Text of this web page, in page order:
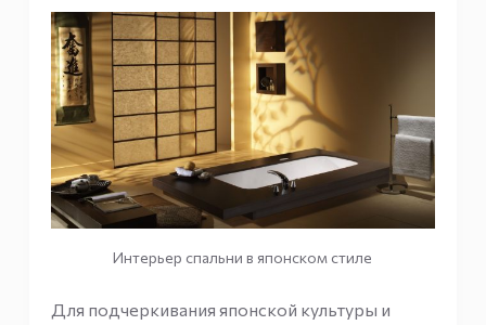
Интерьер спальни в японском стиле
Для подчеркивания японской культуры и